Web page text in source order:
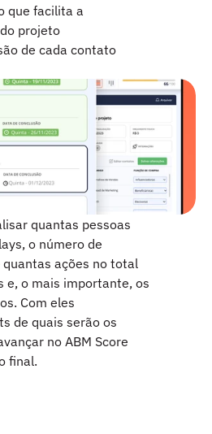
que facilita a
projeto
de cada contato
quantas pessoas
o número de
ações no total
e, o mais importante, os
Com eles
de quais serão os
no ABM Score
final.